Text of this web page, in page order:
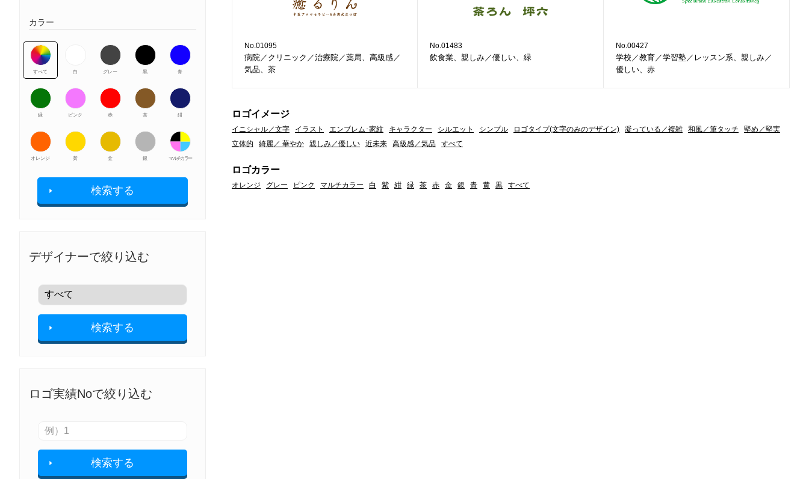
カラー
すべて 白 グレー 黒 青
緑 ピンク 赤 茶 紺
オレンジ 黃 金 銀 マルチカラー
検索する
デザイナーで絞り込む
検索する
ロゴ実績Noで絞り込む
検索する
No.01095
病院／クリニック／治療院／薬局、高級感／
気品、茶
No.01483
飲食業、親しみ／優しい、緑
No.00427
学校／教育／学習塾／レッスン系、親しみ／
優しい、赤
ロゴイメージ
イニシャル／文字 イラスト エンブレム･家紋 キャラクター シルエット シンプル ロゴタイプ(文字のみのデザイン) 凝っている／複雑 和風／筆タッチ
堅め／堅実
立体的
綺麗／ 華やか 親しみ／優しい 近未来 高級感／気品 すべて
ロゴカラー
オレンジ グレー ピンク マルチカラー 白 紫 紺 緑 茶 赤 金 銀 青 黄 黒 すべて